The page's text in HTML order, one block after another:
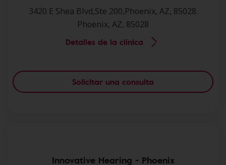
3420 E Shea Blvd,Ste 200,Phoenix, AZ, 85028.
Phoenix, AZ, 85028
Detalles de la clínica
Solicitar una consulta
Innovative Hearing - Phoenix